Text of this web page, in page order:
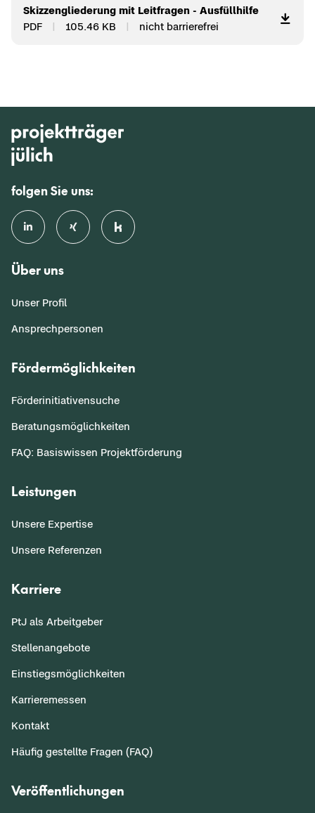
Skiz­zen­glie­de­rung mit Leit­fra­gen - Aus­füll­hil­fe
PDF
105.46 KB nicht bar­rie­re­frei
folgen Sie uns:
Über uns
Unser Profil
Ansprechpersonen
Fördermöglichkeiten
Förderinitiativensuche
Beratungsmöglichkeiten
FAQ: Basiswissen Projektförderung
Leistungen
Unsere Expertise
Unsere Referenzen
Karriere
PtJ als Arbeitgeber
Stellenangebote
Einstiegsmöglichkeiten
Karrieremessen
Kontakt
Häufig gestellte Fragen (FAQ)
Veröffentlichungen